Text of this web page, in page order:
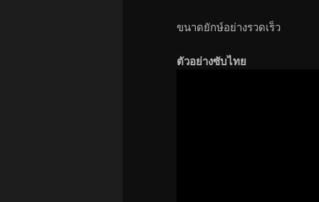
ขนาดยักษ์อย่างรวดเร็ว
ตัวอย่างซับไทย